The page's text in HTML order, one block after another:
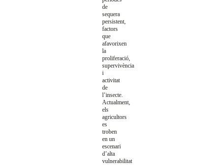
de
sequera
persistent,
factors
que
afavorixen
la
proliferació,
supervivència
i
activitat
de
l’insecte.
Actualment,
els
agricultors
es
troben
en un
escenari
d’alta
vulnerabilitat